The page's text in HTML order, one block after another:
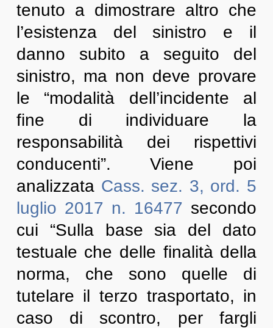
tenuto a dimostrare altro che
l’esistenza del sinistro e il
danno subito a seguito del
sinistro, ma non deve provare
le “modalità dell’incidente al
fine di individuare la
responsabilità dei rispettivi
conducenti”. Viene poi
analizzata Cass. sez. 3, ord. 5
luglio 2017 n. 16477 secondo
cui “Sulla base sia del dato
testuale che delle finalità della
norma, che sono quelle di
tutelare il terzo trasportato, in
caso di scontro, per fargli